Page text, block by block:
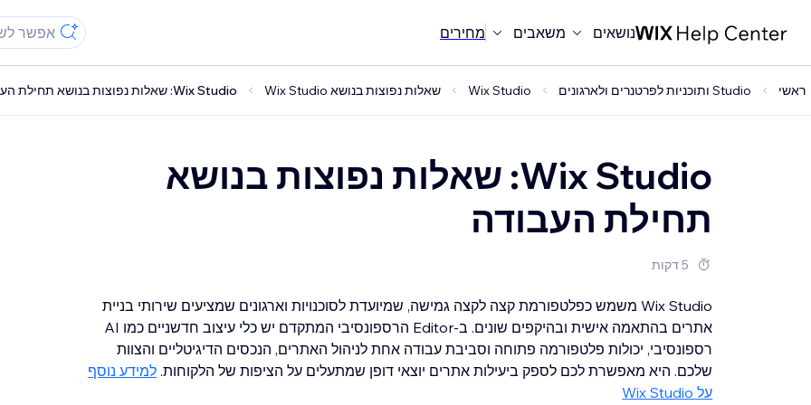
נושאים משאבים מחירים
ראשי Studio ותוכניות לפרטנרים ולארגונים Wix Studio שאלות נפוצות בנושא Wix Studio Wix Studio: שאלות נפוצות בנושא תחילת העבודה
Wix Studio: שאלות נפוצות בנושא
תחילת העבודה
5 דקות
Wix Studio משמש כפלטפורמת קצה לקצה גמישה, שמיועדת לסוכנויות וארגונים שמציעים שירותי בניית
אתרים בהתאמה אישית ובהיקפים שונים. ב-Editor הרספונסיבי המתקדם יש כלי עיצוב חדשניים כמו AI
רספונסיבי, יכולות פלטפורמה פתוחה וסביבת עבודה אחת לניהול האתרים, הנכסים הדיגיטליים והצוות
שלכם. היא מאפשרת לכם לספק ביעילות אתרים יוצאי דופן שמתעלים על הציפות של הלקוחות. למידע נוסף
על Wix Studio